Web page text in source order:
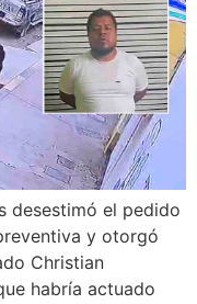
desestimó el pedido
y otorgó
Christian
habría actuado